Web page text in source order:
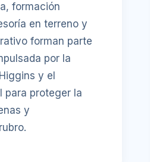
formación
en terreno y
forman parte
por la
y el
para proteger la
y